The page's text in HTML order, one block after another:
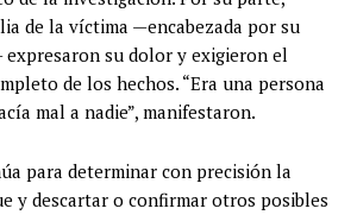
de la víctima —encabezada por su
su dolor y exigieron el
de los hechos. “Era una persona
mal a nadie”, manifestaron.
para determinar con precisión la
y descartar o confirmar otros posibles